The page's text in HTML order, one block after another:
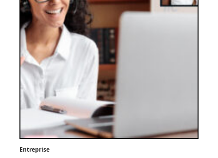
Entreprise